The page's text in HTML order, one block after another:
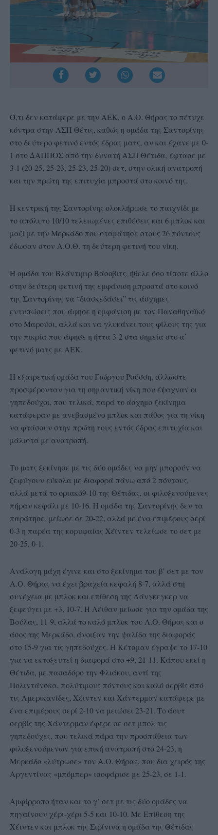
Ό,τι δεν κατάφερε με την ΑΕΚ, ο Α.Ο. Θήρας το πέτυχε
κόντρα στην ΑΣΠ Θέτις, καθώς η ομάδα της Σαντορίνης
στο δεύτερο φετινό εντός έδρας ματς, αν και έχανε με 0-
1 στο ΔΑΠΠΟΣ από την δυνατή ΑΣΠ Θέτιδα, έφτασε με
3-1 (20-25, 25-23, 25-23, 25-20) σετ, στην ολική ανατροπή
και την πρώτη της επιτυχία μπροστά στο κοινό της.
Η κεντρική της Σαντορίνης ολοκλήρωσε το παιχνίδι με
το απόλυτο 10/10 τελειωμένες επιθέσεις και 6 μπλοκ και
μαζί με την Μερκάδο που σταμάτησε στους 26 πόντους
έδωσαν στον Α.Ο.Θ. τη δεύτερη φετινή του νίκη.
Η ομάδα του Βλάντιμιρ Βάσοβιτς, ήθελε όσο τίποτε άλλο
στην δεύτερη φετινή της εμφάνιση μπροστά στο κοινό
της Σαντορίνης να “διασκεδάσει” τις άσχημες
εντυπώσεις που άφησε η εμφάνιση με τον Παναθηναϊκό
στο Μαρούσι, αλλά και να γλυκάνει τους φίλους της για
την πικρία που άφησε η ήττα 3-2 στα σημεία στο α΄
φετινό ματς με ΑΕΚ.
Η εξαιρετική ομάδα του Γιώργου Ρούσση, άλλωστε
προσφέρονταν για τη σημαντική νίκη που έψαχναν οι
γηπεδούχοι, που τελικά, παρά το άσχημο ξεκίνημα
κατάφεραν με ανεβασμένο μπλοκ και πάθος για τη νίκη
να φτάσουν στην πρώτη τους εντός έδρας επιτυχία και
μάλιστα με ανατροπή.
Το ματς ξεκίνησε με τις δύο ομάδες να μην μπορούν να
ξεφύγουν εύκολα με διαφορά πάνω από 2 πόντους,
αλλά μετά το οριακό9-10 της Θέτιδας, οι φιλοξενούμενες
πήραν κεφάλι με 10-16. Η ομάδα της Σαντορίνης δεν τα
παράτησε, μείωσε σε 20-22, αλλά με ένα επιμέρους σερί
0-3 η παρέα της κορυφαίας Χέϊντεν τελείωσε το σετ με
20-25, 0-1.
Ανάλογη μάχη έγινε και στο ξεκίνημα του β’ σετ με τον
Α.Ο. Θήρας να έχει βραχεία κεφαλή 8-7, αλλά στη
συνέχεια με μπλοκ και επίθεση της Λάνγκεγκερ να
ξεφεύγει με +3, 10-7. Η Λέιθαν μείωσε για την ομάδα της
Βούλας, 11-9, αλλά το καλό μπλοκ του Α.Ο. Θήρας και ο
άσος της Μερκάδο, άνοιξαν την ψαλίδα της διαφοράς
στο 15-9 για τις γηπεδούχες. Η Κέτσμαν έγραψε το 17-10
για να εκτοξευτεί η διαφορά στο +9, 21-11. Κάπου εκεί η
Θέτιδα, με πασαδόρο την Φλιάκου, αντί της
Πολιντάνσκα, πολύτιμους πόντους και καλό σερβίς από
τις Αμερικανίδες, Χέιντεν και Χάντερμαν κατάφερε με
ένα επιμέρους σερί 2-10 να μειώσει 23-21. Το άουτ
σερβίς της Χάντερμαν έφερε σε σετ μπολ τις
γηπεδούχες, που τελικά πάρα την προσπάθεια των
φιλοξενούμενων για επική ανατροπή στο 24-23, η
Μερκάδο «λύτρωσε» τον Α.Ο. Θήρας, που δια χειρός της
Αργεντίνας «μπόμπερ» ισοφάρισε με 25-23, σε 1-1.
Αμφίρροπο ήταν και το γ’ σετ με τις δύο ομάδες να
πηγαίνουν χέρι-χέρι 5-5 και 10-10. Με Επίθεση της
Χέιντεν και μπλοκ της Σιρίνινα η ομάδα της Θέτιδας